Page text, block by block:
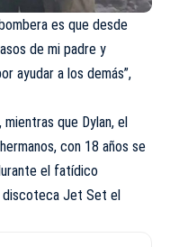
es que desde
de mi padre y
ayudar a los demás”,
que Dylan, el
con 18 años se
el fatídico
discoteca Jet Set el